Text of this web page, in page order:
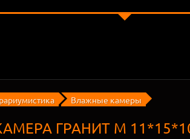
Влажные камеры
ГРАНИТ М